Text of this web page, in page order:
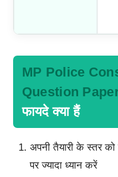
MP Police
Question
फायदे क्या हैं
अपनी तैयारी के स्तर
पर ज्यादा ध्यान करें